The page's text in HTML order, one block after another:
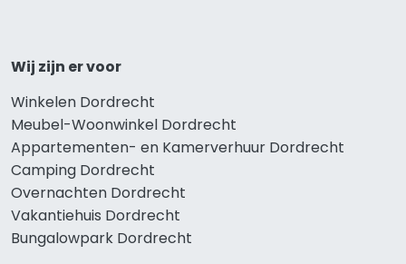
Wij zijn er voor
Winkelen Dordrecht
Meubel-Woonwinkel Dordrecht
Appartementen- en Kamerverhuur Dordrecht
Camping Dordrecht
Overnachten Dordrecht
Vakantiehuis Dordrecht
Bungalowpark Dordrecht